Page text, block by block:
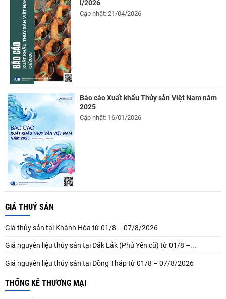
I/2026
Cập nhật: 21/04/2026
Báo cáo Xuất khẩu Thủy sản Việt Nam năm
2025
Cập nhật: 16/01/2026
GIÁ THUỶ SẢN
Giá thủy sản tại Khánh Hòa từ 01/8 – 07/8/2026
Giá nguyên liệu thủy sản tại Đắk Lắk (Phú Yên cũ) từ 01/8 –...
Giá nguyên liệu thủy sản tại Đồng Tháp từ 01/8 – 07/8/2026
THỐNG KÊ THƯƠNG MẠI